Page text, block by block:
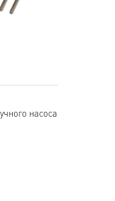
насоса